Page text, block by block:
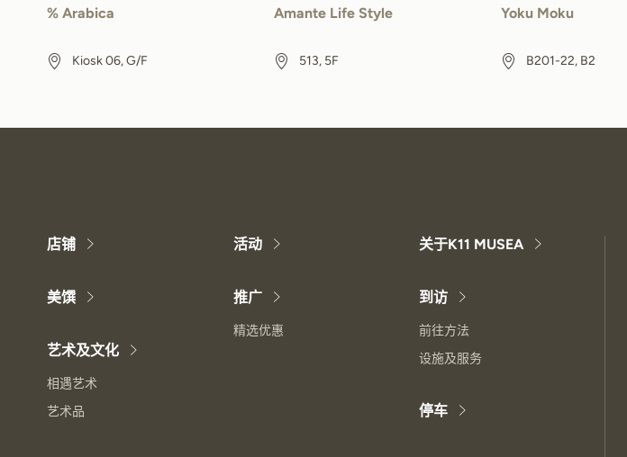
% Arabica
Kiosk 06, G/F
Amante Life Style
513, 5F
Yoku Moku
B201-22, B2
店铺
美馔
艺术及文化
相遇艺术
艺术品
活动
推广
精选优惠
关于K11 MUSEA
到访
前往方法
设施及服务
停车